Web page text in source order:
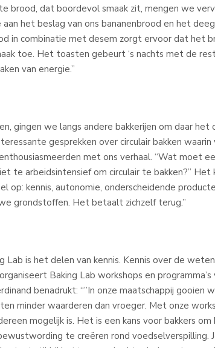
brood, dat boordevol smaak zit, mengen we
het beslag van ons bananenbrood en het
in combinatie met desem zorgt ervoor dat het
toe. Het toasten gebeurt ‘s nachts met de
van energie.”
gingen we langs andere bakkerijen om daar het
gesprekken over circulair bakken waarin
met ons verhaal. “Wat moet
te arbeidsintensief om circulair te bakken?”
op: kennis, autonomie, onderscheidende
grondstoffen. Het betaalt zichzelf terug.”
Lab is het delen van kennis. Kennis over de
Baking Lab workshops en programma’s
benadrukt: “”In onze maatschappij gooien
minder waarderen dan vroeger. Met onze
mogelijk is. Het is een kans voor bakkers om
te creëren rond voedselverspilling.